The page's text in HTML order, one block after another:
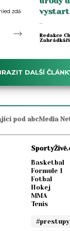
zdá.
Redakce
Zahrádkáři
DALŠÍ
pod abcMedia
Basketbal
Formule 1
Fotbal
Hokej
MMA
Tenis
#prestupy